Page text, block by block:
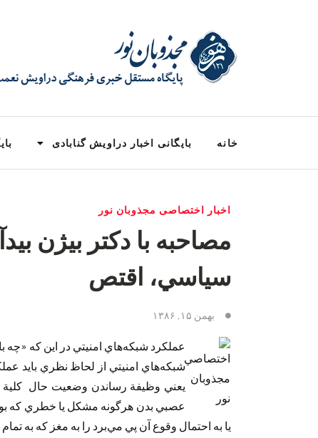
خانه بایگانی اخبار دراویش گنابادی
اخبار اختصاصی مجذوبان نور
مصاحبه با دكتر بيژن
سياسي، اقتص
بهمن ۱۵, ۱۳۸۶
عملكرد شبكه‌هاي امنيتي در اين كه «چه
شبكه‌هاي امنيتي از لحاظ نظري بايد
يعني وظيفة رساندن وضعيت حال
عصبي بدن هرگونه مشكل يا خطري كه
يا به احتمال وقوع آن پي مي‌برد را به مغز كه به